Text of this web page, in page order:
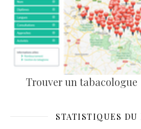
Trouver un tabacologue
STATISTIQUES DU